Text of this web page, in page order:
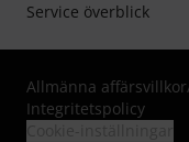
Service överblick
Allmänna affärsvillkor
Integritetspolicy